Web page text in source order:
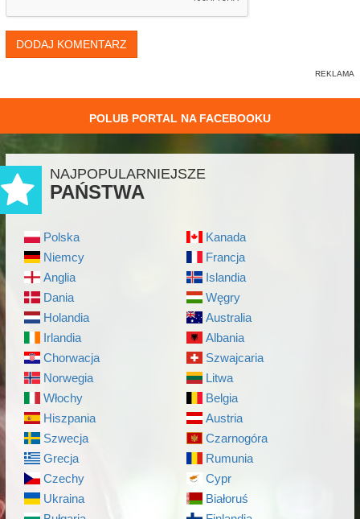
DODAJ KOMENTARZ
POLUB PORTAL NA FACEBOOKU
NAJPOPULARNIEJSZE
PAŃSTWA
Polska
Niemcy
Anglia
Dania
Holandia
Irlandia
Chorwacja
Norwegia
Włochy
Hiszpania
Szwecja
Grecja
Czechy
Ukraina
Kanada
Francja
Islandia
Węgry
Australia
Albania
Szwajcaria
Litwa
Belgia
Austria
Czarnogóra
Rumunia
Cypr
Białoruś